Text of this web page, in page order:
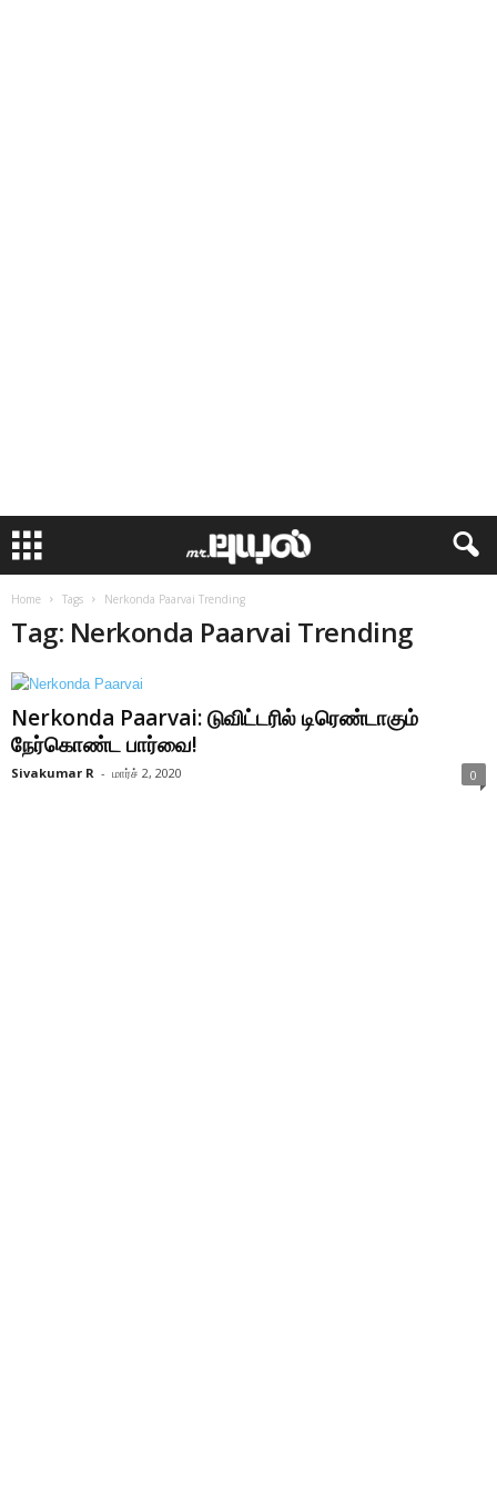
Home Tags Nerkonda Paarvai Trending
Tag: Nerkonda Paarvai Trending
Nerkonda Paarvai: டுவிட்டரில் டிரெண்டாகும்
நேர்கொண்ட பார்வை!
Sivakumar R - மார்ச் 2, 2020 0